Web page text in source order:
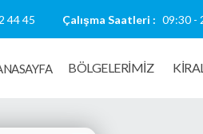
44 45 Çalışma Saatleri : 09:30 -
BÖLGELERİMİZ